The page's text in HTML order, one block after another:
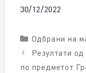
30/12/2022
Categories
Одбрани на
Резултати
по предметот